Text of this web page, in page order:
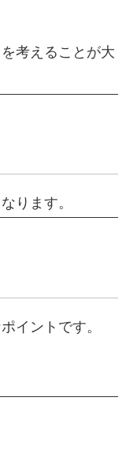
考えることが大
ります。
イントです。